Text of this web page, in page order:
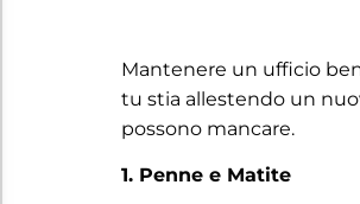
Mantenere un ufficio
tu stia allestendo un
possono mancare.
1. Penne e Matite